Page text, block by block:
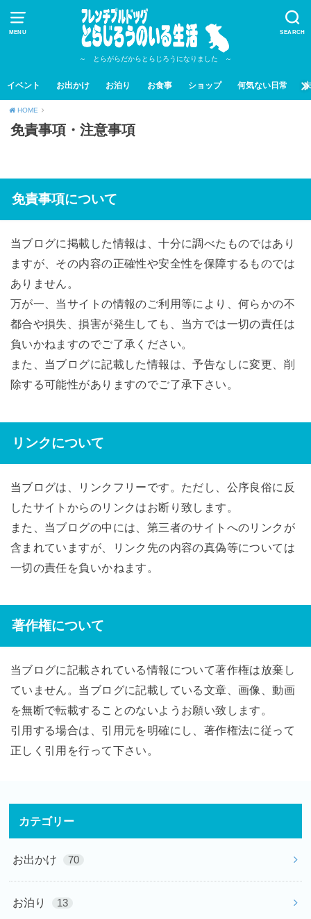
MENU SEARCH
～ とらがらだからとらじろうになりました ～
イベント お出かけ お泊り お食事 ショップ 何気ない日常
HOME
免責事項・注意事項
免責事項について
当ブログに掲載した情報は、十分に調べたものではあり
ますが、その内容の正確性や安全性を保障するものでは
ありません。
万が一、当サイトの情報のご利用等により、何らかの不
都合や損失、損害が発生しても、当方では一切の責任は
負いかねますのでご了承ください。
また、当ブログに記載した情報は、予告なしに変更、削
除する可能性がありますのでご了承下さい。
リンクについて
当ブログは、リンクフリーです。ただし、公序良俗に反
したサイトからのリンクはお断り致します。
また、当ブログの中には、第三者のサイトへのリンクが
含まれていますが、リンク先の内容の真偽等については
一切の責任を負いかねます。
著作権について
当ブログに記載されている情報について著作権は放棄し
ていません。当ブログに記載している文章、画像、動画
を無断で転載することのないようお願い致します。
引用する場合は、引用元を明確にし、著作権法に従って
正しく引用を行って下さい。
カテゴリー
お出かけ 70
お泊り 13